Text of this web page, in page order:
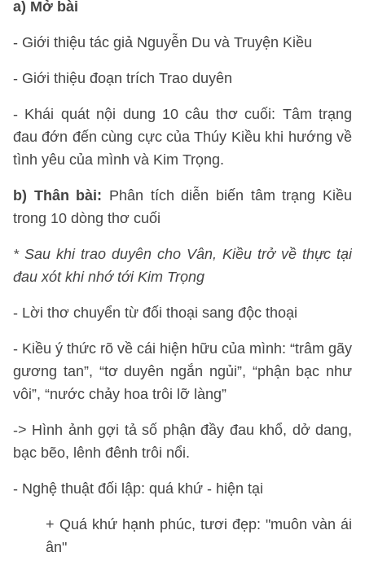
a) Mở bài
- Giới thiệu tác giả Nguyễn Du và Truyện Kiều
- Giới thiệu đoạn trích Trao duyên
- Khái quát nội dung 10 câu thơ cuối: Tâm trạng
đau đớn đến cùng cực của Thúy Kiều khi hướng về
tình yêu của mình và Kim Trọng.
b) Thân bài: Phân tích diễn biến tâm trạng Kiều
trong 10 dòng thơ cuối
* Sau khi trao duyên cho Vân, Kiều trở về thực tại
đau xót khi nhớ tới Kim Trọng
- Lời thơ chuyển từ đối thoại sang độc thoại
- Kiều ý thức rõ về cái hiện hữu của mình: “trâm gãy
gương tan”, “tơ duyên ngắn ngủi”, “phận bạc như
vôi”, “nước chảy hoa trôi lỡ làng”
-> Hình ảnh gợi tả số phận đầy đau khổ, dở dang,
bạc bẽo, lênh đênh trôi nổi.
- Nghệ thuật đối lập: quá khứ - hiện tại
+ Quá khứ hạnh phúc, tươi đẹp: "muôn vàn ái
ân"